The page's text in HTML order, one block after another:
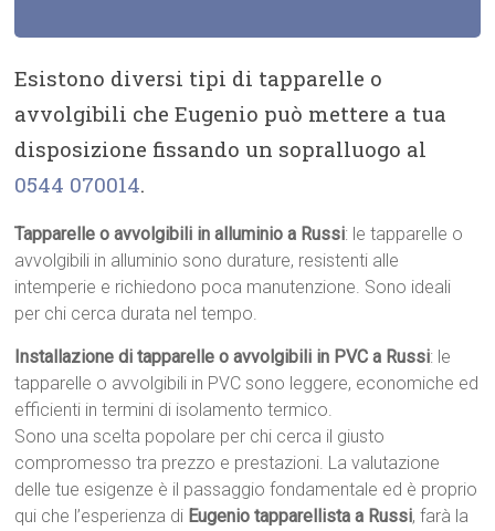
Esistono diversi tipi di tapparelle o
avvolgibili che Eugenio può mettere a tua
disposizione fissando un sopralluogo al
0544 070014.
Tapparelle o avvolgibili in alluminio a Russi: le tapparelle o
avvolgibili in alluminio sono durature, resistenti alle
intemperie e richiedono poca manutenzione. Sono ideali
per chi cerca durata nel tempo.
Installazione di tapparelle o avvolgibili in PVC a Russi: le
tapparelle o avvolgibili in PVC sono leggere, economiche ed
efficienti in termini di isolamento termico.
Sono una scelta popolare per chi cerca il giusto
compromesso tra prezzo e prestazioni. La valutazione
delle tue esigenze è il passaggio fondamentale ed è proprio
qui che l’esperienza di Eugenio tapparellista a Russi, farà la